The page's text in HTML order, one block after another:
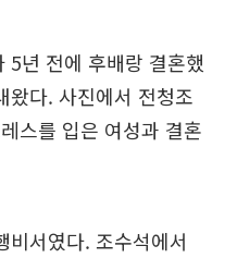
5년 전에 후배랑 결혼했
왔다. 사진에서 전청조
스를 입은 여성과 결혼
비서였다. 조수석에서